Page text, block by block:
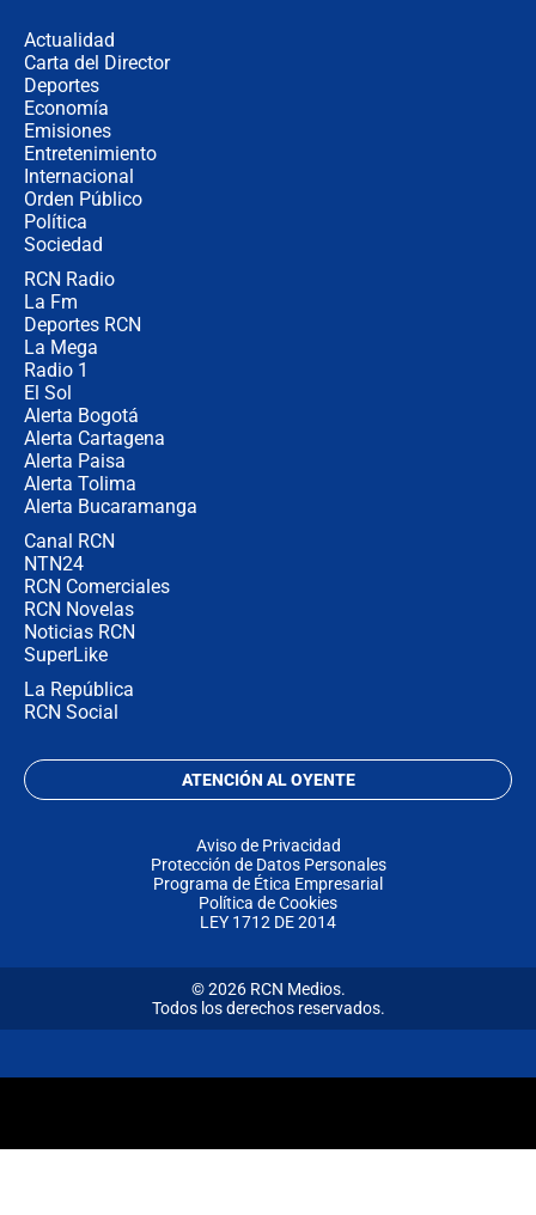
Actualidad
Carta del Director
Deportes
Economía
Emisiones
Entretenimiento
Internacional
Orden Público
Política
Sociedad
RCN Radio
La Fm
Deportes RCN
La Mega
Radio 1
El Sol
Alerta Bogotá
Alerta Cartagena
Alerta Paisa
Alerta Tolima
Alerta Bucaramanga
Canal RCN
NTN24
RCN Comerciales
RCN Novelas
Noticias RCN
SuperLike
La República
RCN Social
ATENCIÓN AL OYENTE
Aviso de Privacidad
Protección de Datos Personales
Programa de Ética Empresarial
Política de Cookies
LEY 1712 DE 2014
© 2026 RCN Medios.
Todos los derechos reservados.